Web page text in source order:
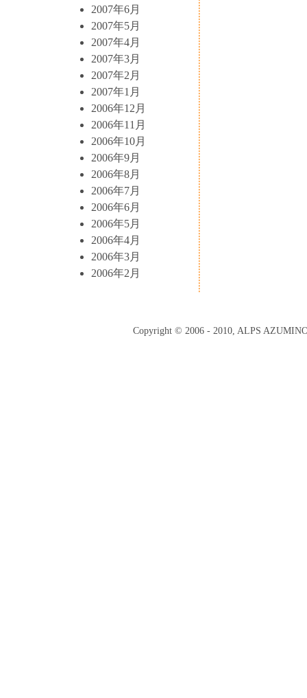
2007年6月
2007年5月
2007年4月
2007年3月
2007年2月
2007年1月
2006年12月
2006年11月
2006年10月
2006年9月
2006年8月
2006年7月
2006年6月
2006年5月
2006年4月
2006年3月
2006年2月
Copyright © 2006 - 2010, ALPS